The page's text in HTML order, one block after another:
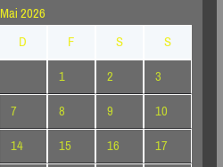
Mai 2026
D F S
S
1
2
3
7 8 9
10
14 15 16
17